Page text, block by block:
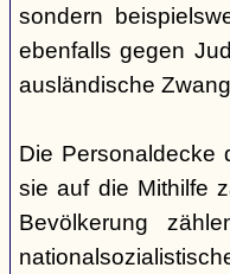
sondern
ebenfalls gegen
ausländische
Die Personaldecke
sie auf die Mithilfe
Bevölkerung